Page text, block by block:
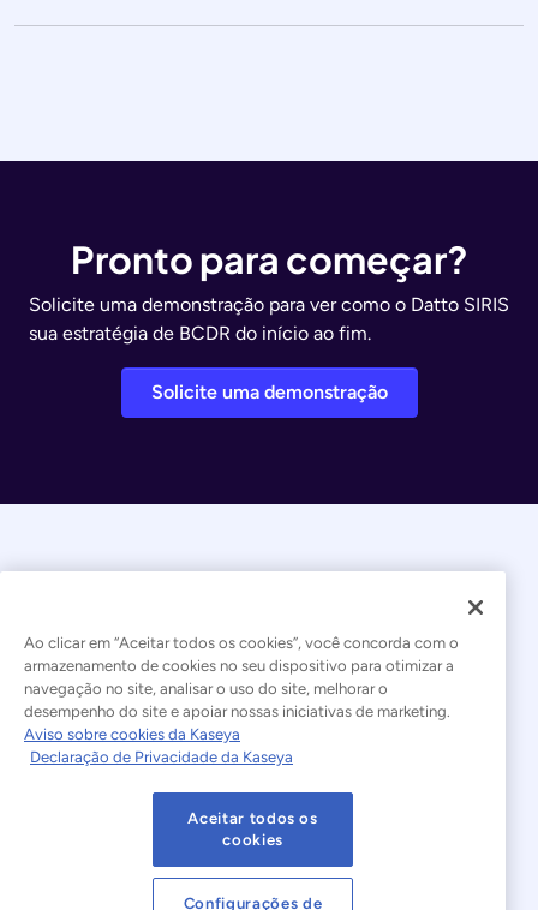
Pronto para começar?
Solicite uma demonstração para ver como o Datto SIRIS
sua estratégia de BCDR do início ao fim.
Solicite uma demonstração
© 2026 Kaseya. Todos os direitos reservados.
Português Brasileiro
Declaração sobre a Escravidão Moderna
Termos de Uso do Site Declaração de Privacidade
Ao clicar em “Aceitar todos os cookies”, você concorda com o
armazenamento de cookies no seu dispositivo para otimizar a
navegação no site, analisar o uso do site, melhorar o
desempenho do site e apoiar nossas iniciativas de marketing.
Aviso sobre cookies da Kaseya
Declaração de Privacidade da Kaseya
Aceitar todos os
cookies
Configurações de